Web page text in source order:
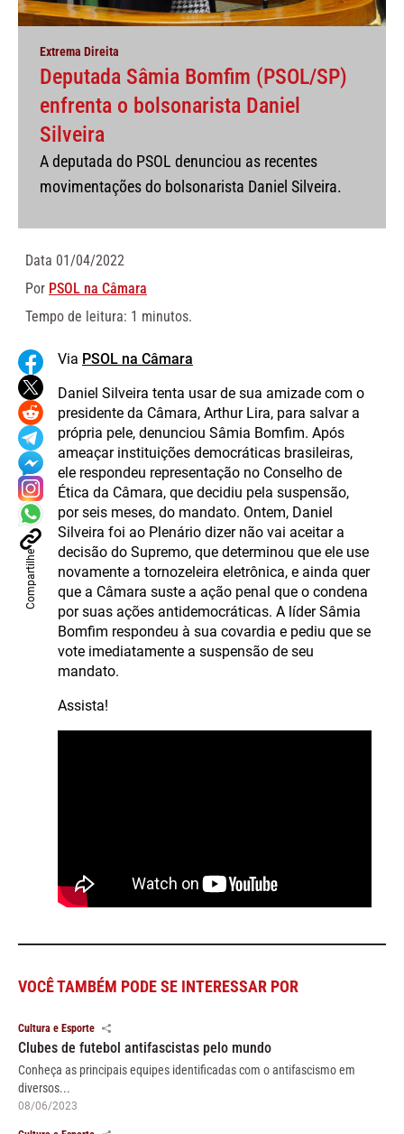
Extrema Direita
Deputada Sâmia Bomfim (PSOL/SP)
enfrenta o bolsonarista Daniel
Silveira
A deputada do PSOL denunciou as recentes
movimentações do bolsonarista Daniel Silveira.
Data 01/04/2022
Por PSOL na Câmara
Tempo de leitura: 1 minutos.
Compartilhe
Via PSOL na Câmara
Daniel Silveira tenta usar de sua amizade com o
presidente da Câmara, Arthur Lira, para salvar a
própria pele, denunciou Sâmia Bomfim. Após
ameaçar instituições democráticas brasileiras,
ele respondeu representação no Conselho de
Ética da Câmara, que decidiu pela suspensão,
por seis meses, do mandato. Ontem, Daniel
Silveira foi ao Plenário dizer não vai aceitar a
decisão do Supremo, que determinou que ele use
novamente a tornozeleira eletrônica, e ainda quer
que a Câmara suste a ação penal que o condena
por suas ações antidemocráticas. A líder Sâmia
Bomfim respondeu à sua covardia e pediu que se
vote imediatamente a suspensão de seu
mandato.
Assista!
VOCÊ TAMBÉM PODE SE INTERESSAR POR
Cultura e Esporte
Clubes de futebol antifascistas pelo mundo
Conheça as principais equipes identificadas com o antifascismo em
diversos...
08/06/2023